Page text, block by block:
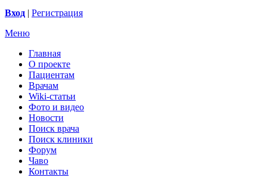
Вход | Регистрация
Меню
Главная
О проекте
Пациентам
Врачам
Wiki-статьи
Фото и видео
Новости
Поиск врача
Поиск клиники
Форум
Чаво
Контакты